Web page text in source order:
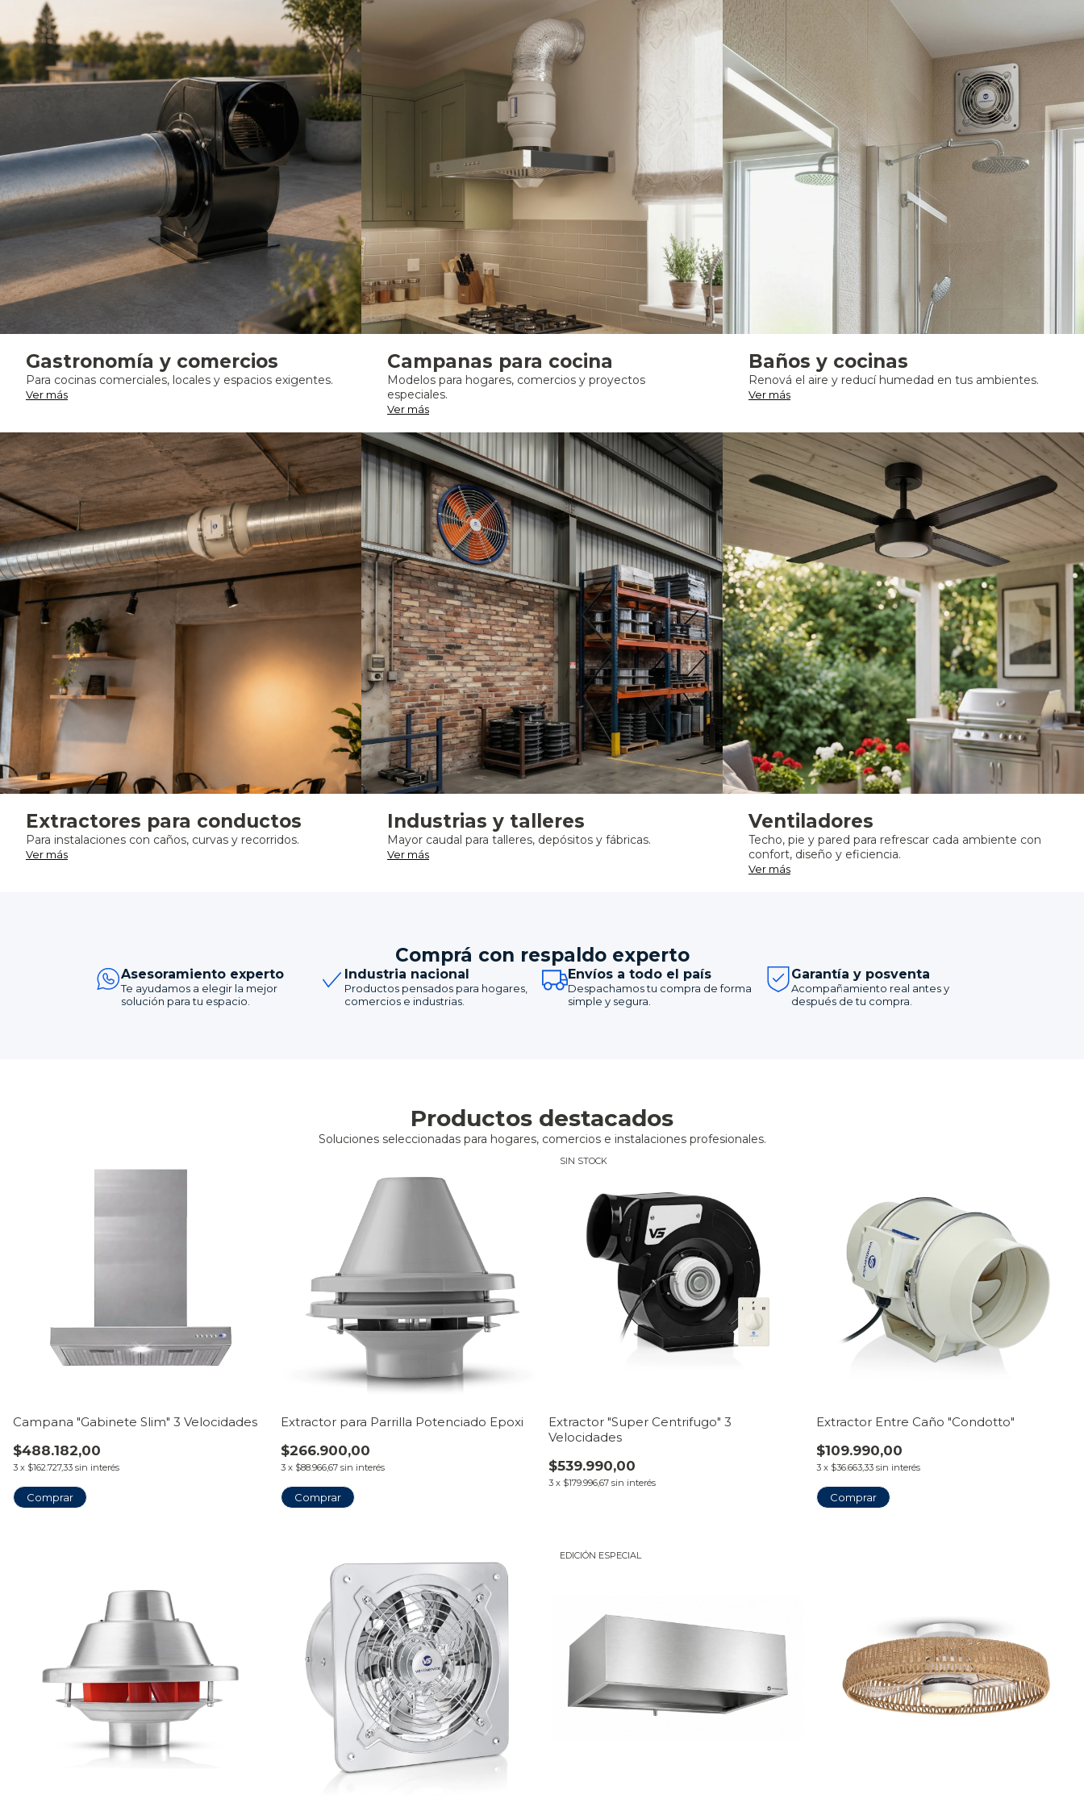
Gastronomía y comercios
Para cocinas comerciales, locales y espacios exigentes.
Ver más
Campanas para cocina
Modelos para hogares, comercios y proyectos
especiales.
Ver más
Baños y cocinas
Renová el aire y reducí humedad en tus ambientes.
Ver más
Extractores para conductos
Para instalaciones con caños, curvas y recorridos.
Ver más
Industrias y talleres
Mayor caudal para talleres, depósitos y fábricas.
Ver más
Ventiladores
Techo, pie y pared para refrescar cada ambiente con
confort, diseño y eficiencia.
Ver más
Comprá con respaldo experto
Asesoramiento experto
Te ayudamos a elegir la mejor
solución para tu espacio.
Industria nacional
Productos pensados para hogares,
comercios e industrias.
Envíos a todo el país
Despachamos tu compra de forma
simple y segura.
Garantía y posventa
Acompañamiento real antes y
después de tu compra.
Productos destacados
Soluciones seleccionadas para hogares, comercios e instalaciones profesionales.
Campana "Gabinete Slim" 3 Velocidades
$488.182,00
3 x $162.727,33 sin interés
Comprar
Extractor para Parrilla Potenciado Epoxi
$266.900,00
3 x $88.966,67 sin interés
Comprar
SIN STOCK
Extractor "Super Centrifugo" 3
Velocidades
$539.990,00
3 x $179.996,67 sin interés
Extractor Entre Caño "Condotto"
$109.990,00
3 x $36.663,33 sin interés
Comprar
EDICIÓN ESPECIAL